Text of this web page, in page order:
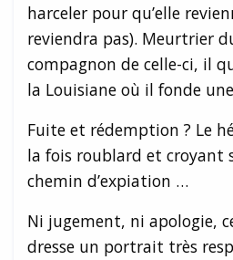
harceler pour qu’elle
reviendra pas). Meurtrier
compagnon de celle-ci, il
la Louisiane où il fonde
Fuite et rédemption ? Le
la fois roublard et croyant
chemin d’expiation …
Ni jugement, ni apologie,
dresse un portrait très